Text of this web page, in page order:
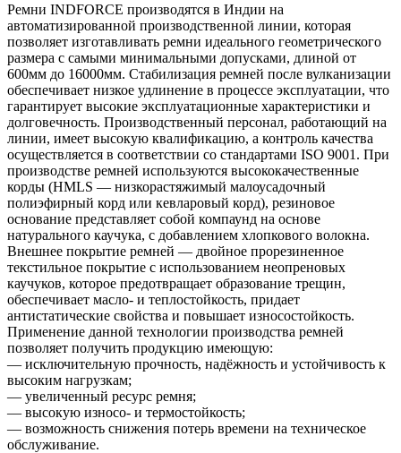
Ремни INDFORCE производятся в Индии на
автоматизированной производственной линии, которая
позволяет изготавливать ремни идеального геометрического
размера с самыми минимальными допусками, длиной от
600мм до 16000мм. Стабилизация ремней после вулканизации
обеспечивает низкое удлинение в процессе эксплуатации, что
гарантирует высокие эксплуатационные характеристики и
долговечность. Производственный персонал, работающий на
линии, имеет высокую квалификацию, а контроль качества
осуществляется в соответствии со стандартами ISO 9001. При
производстве ремней используются высококачественные
корды (HMLS — низкорастяжимый малоусадочный
полиэфирный корд или кевларовый корд), резиновое
основание представляет собой компаунд на основе
натурального каучука, с добавлением хлопкового волокна.
Внешнее покрытие ремней — двойное прорезиненное
текстильное покрытие с использованием неопреновых
каучуков, которое предотвращает образование трещин,
обеспечивает масло- и теплостойкость, придает
антистатические свойства и повышает износостойкость.
Применение данной технологии производства ремней
позволяет получить продукцию имеющую:
— исключительную прочность, надёжность и устойчивость к
высоким нагрузкам;
— увеличенный ресурс ремня;
— высокую износо- и термостойкость;
— возможность снижения потерь времени на техническое
обслуживание.